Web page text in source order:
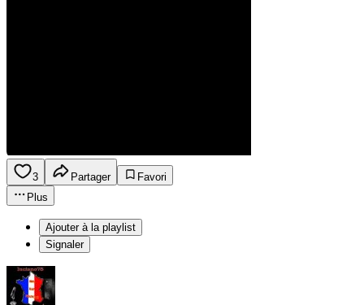
3 Partager
Favori
Plus
Ajouter à la playlist
Signaler